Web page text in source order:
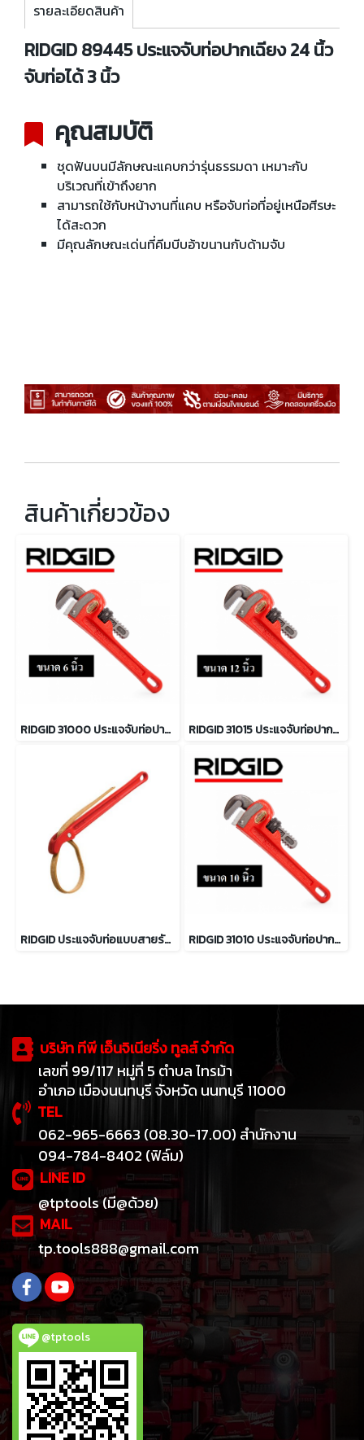
รายละเอียดสินค้า
RIDGID 89445 ประแจจับท่อปากเฉียง 24 นิ้ว
จับท่อได้ 3 นิ้ว
คุณสมบัติ
ชุดฟันบนมีลักษณะแคบกว่ารุ่นธรรมดา เหมาะกับ
บริเวณที่เข้าถึงยาก
สามารถใช้กับหน้างานที่แคบ หรือจับท่อที่อยู่เหนือศีรษะ
ได้สะดวก
มีคุณลักษณะเด่นที่คีมบีบอ้าขนานกับด้ามจับ
สินค้าเกี่ยวข้อง
RIDGID 31000 ประแจจับท่อปากตรง ขนาด 6 นิ้ว จับท่อได้ 3/4 นิ้ว RIDGID 31015 ประแจจับท่อปากตรง ขนาด 12 นิ้ว จับท่อได้ 2 นิ้ว
RIDGID ประแจจับท่อแบบสายรัด ขนาด 11 3/4" ถึง 18" RIDGID 31010 ประแจจับท่อปากตรง 10 นิ้ว จับท่อได้ 1.1/2 นิ้ว
บริษัท ทีพี เอ็นจิเนียริ่ง ทูลส์ จำกัด
เลขที่ 99/117 หมู่ที่ 5 ตำบล ไทรม้า
อำเภอ เมืองนนทบุรี จังหวัด นนทบุรี 11000
TEL
062-965-6663 (08.30-17.00) สำนักงาน
094-784-8402 (ฟิล์ม)
LINE ID
@tptools (มี@ด้วย)
MAIL
tp.tools888@gmail.com
@tptools